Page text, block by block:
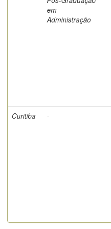
em
Administração
Curitiba -